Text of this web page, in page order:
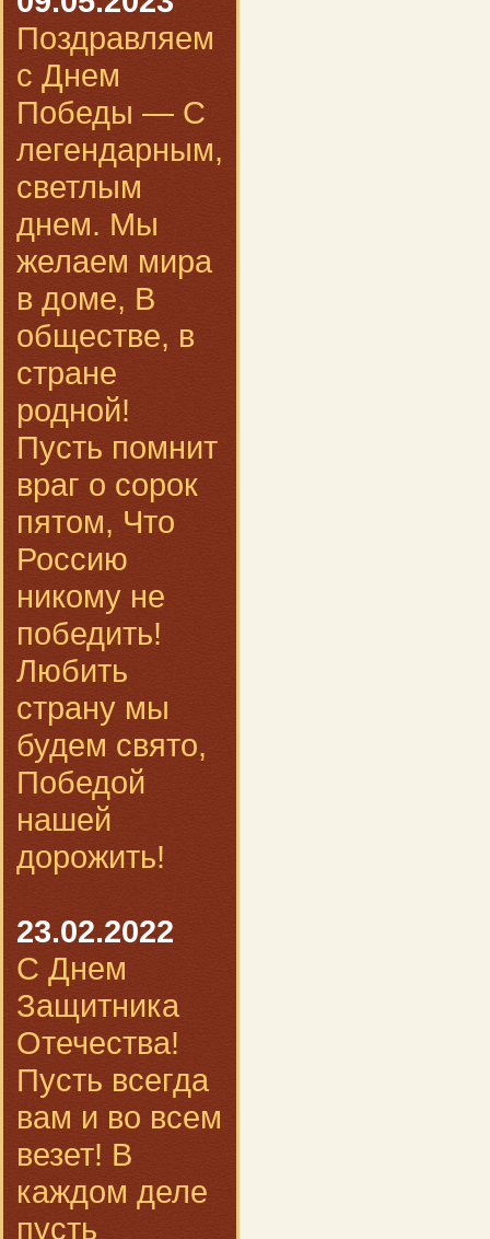
Поздравляем
с Днем
Победы — С
легендарным,
светлым
днем. Мы
желаем мира
в доме, В
обществе, в
стране
родной!
Пусть помнит
враг о сорок
пятом, Что
Россию
никому не
победить!
Любить
страну мы
будем свято,
Победой
нашей
дорожить!
23.02.2022
С Днем
Защитника
Отечества!
Пусть всегда
вам и во всем
везет! В
каждом деле
пусть